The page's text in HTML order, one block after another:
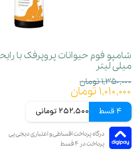
میلی لیتر
۱,۳۵۰,۰۰۰ تومان
۱,۰۱۰,۰۰۰ تومان
4 قسط 252,500 تومانی